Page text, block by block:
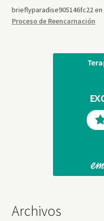
brieflyparadise905146fc22en
Proceso de Reencarnación
Archivos